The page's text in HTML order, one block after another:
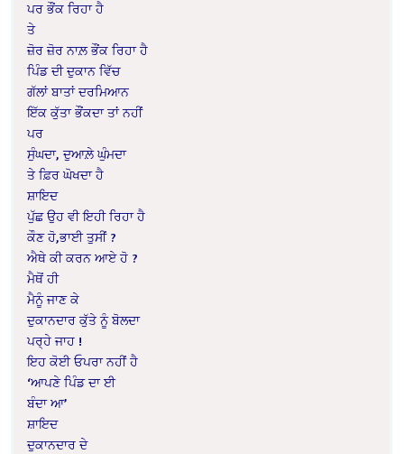
ਪਰ ਭੌਂਕ ਰਿਹਾ ਹੈ
ਤੇ
ਜ਼ੋਰ ਜ਼ੋਰ ਨਾਲ਼ ਭੌਂਕ ਰਿਹਾ ਹੈ
ਪਿੰਡ ਦੀ ਦੁਕਾਨ ਵਿੱਚ
ਗੱਲਾਂ ਬਾਤਾਂ ਦਰਮਿਆਨ
ਇੱਕ ਕੁੱਤਾ ਭੌਂਕਦਾ ਤਾਂ ਨਹੀਂ
ਪਰ
ਸੁੰਘਦਾ, ਦੁਆਲ਼ੇ ਘੁੰਮਦਾ
ਤੇ ਫ਼ਿਰ ਘੋਖਦਾ ਹੈ
ਸ਼ਾਇਦ
ਪੁੱਛ ਉਹ ਵੀ ਇਹੀ ਰਿਹਾ ਹੈ
ਕੌਣ ਹੋ,ਭਾਈ ਤੁਸੀਂ ?
ਐਥੇ ਕੀ ਕਰਨ ਆਏ ਹੋ ?
ਮੈਥੋਂ ਹੀ
ਮੈਨੂੰ ਜਾਣ ਕੇ
ਦੁਕਾਨਦਾਰ ਕੁੱਤੇ ਨੂੰ ਬੋਲਦਾ
ਪਰ੍ਹੇ ਜਾਹ !
ਇਹ ਕੋਈ ਓਪਰਾ ਨਹੀਂ ਹੈ
‘ਆਪਣੇ ਪਿੰਡ ਦਾ ਈ
ਬੰਦਾ ਆ’
ਸ਼ਾਇਦ
ਦੁਕਾਨਦਾਰ ਦੇ